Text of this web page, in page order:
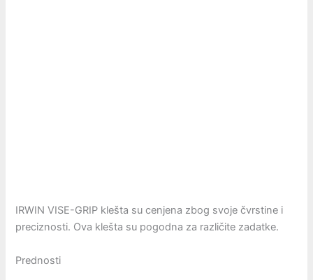
IRWIN VISE-GRIP klešta su cenjena zbog svoje čvrstine i
preciznosti. Ova klešta su pogodna za različite zadatke.
Prednosti